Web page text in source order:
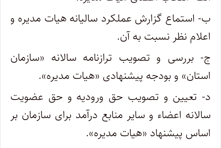
ب- استماع گزارش عملکرد سالیانه هیات مدیره و
اعلام نظر نسبت به آن.
ج- بررسی و تصویب ترازنامه سالانه «‌سازمان
استان» و بودجه پیشنهادی «‌هیات مدیره».
د- تعیین و تصویب حق ورودیه و حق عضویت
سالانه اعضاء و سایر منابع درآمد برای سازمان بر
اساس پیشنهاد «‌هیات مدیره».